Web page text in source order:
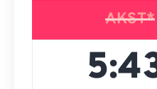
AKST*